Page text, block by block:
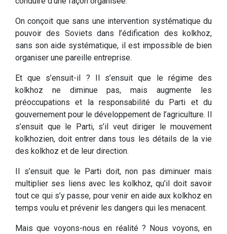
On conçoit que sans une intervention systématique du
pouvoir des Soviets dans l’édification des kolkhoz,
sans son aide systématique, il est impossible de bien
organiser une pareille entreprise.
Et que s’ensuit-il ? Il s’ensuit que le régime des
kolkhoz ne diminue pas, mais augmente les
préoccupations et la responsabilité du Parti et du
gouvernement pour le développement de l’agriculture. Il
s’ensuit que le Parti, s’il veut diriger le mouvement
kolkhozien, doit entrer dans tous les détails de la vie
des kolkhoz et de leur direction.
Il s’ensuit que le Parti doit, non pas diminuer mais
multiplier ses liens avec les kolkhoz, qu’il doit savoir
tout ce qui s’y passe, pour venir en aide aux kolkhoz en
temps voulu et prévenir les dangers qui les menacent.
Mais que voyons-nous en réalité ? Nous voyons, en